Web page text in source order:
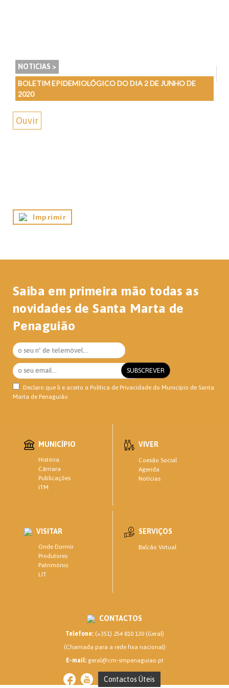
NOTICIAS >
BOLETIM EPIDEMIOLÓGICO DO DIA 2 DE JUNHO DE
2020
Ouvir
Imprimir
Saiba em primeira mão todas as
novidades de Santa Marta de
Penaguião
Declaro que li e aceito a Política de Privacidade do Município de Santa
Marta de Penaguião
MUNICÍPIO
História
Câmara
Publicações
ITM
VIVER
Coesão Social
Agenda
Notícias
VISITAR
Onde Dormir
Produtores
Património
LIT
SERVIÇOS
Balcão Virtual
CONTACTOS
Telefone:(+351) 254 810 130 (Geral)
(Chamada para a rede fixa nacional)
E-mail:geral@cm-smpenaguiao.pt
Contactos Úteis